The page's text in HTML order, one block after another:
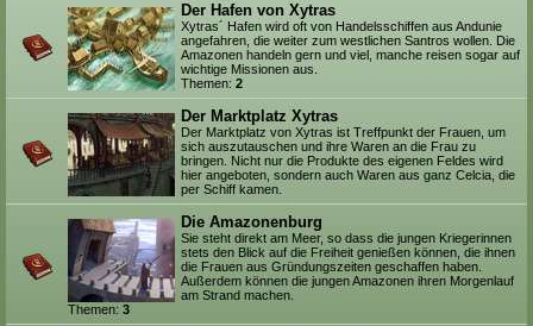
Der Hafen von Xytras
Xytras´ Hafen wird oft von Handelsschiffen aus Andunie
angefahren, die weiter zum westlichen Santros wollen. Die
Amazonen handeln gern und viel, manche reisen sogar auf
wichtige Missionen aus.
Themen: 2
Der Marktplatz Xytras
Der Marktplatz von Xytras ist Treffpunkt der Frauen, um
sich auszutauschen und ihre Waren an die Frau zu
bringen. Nicht nur die Produkte des eigenen Feldes wird
hier angeboten, sondern auch Waren aus ganz Celcia, die
per Schiff kamen.
Die Amazonenburg
Sie steht direkt am Meer, so dass die jungen Kriegerinnen
stets den Blick auf die Freiheit genießen können, die ihnen
die Frauen aus Gründungszeiten geschaffen haben.
Außerdem können die jungen Amazonen ihren Morgenlauf
am Strand machen.
Themen: 3